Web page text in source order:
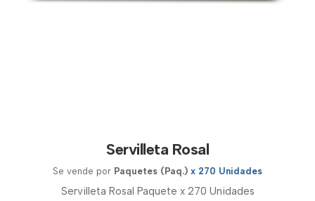
Servilleta Rosal
Se vende por Paquetes (Paq.) x 270 Unidades
Servilleta Rosal Paquete x 270 Unidades